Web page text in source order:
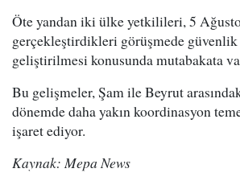
Öte yandan iki ülke yetkilileri, 5
gerçekleştirdikleri görüşmede
geliştirilmesi konusunda mutabakata
Bu gelişmeler, Şam ile Beyrut
dönemde daha yakın koordinasyon
işaret ediyor.
Kaynak: Mepa News